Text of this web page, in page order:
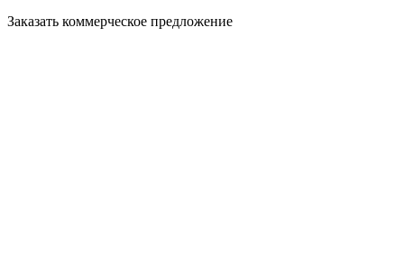
Заказать коммерческое предложение